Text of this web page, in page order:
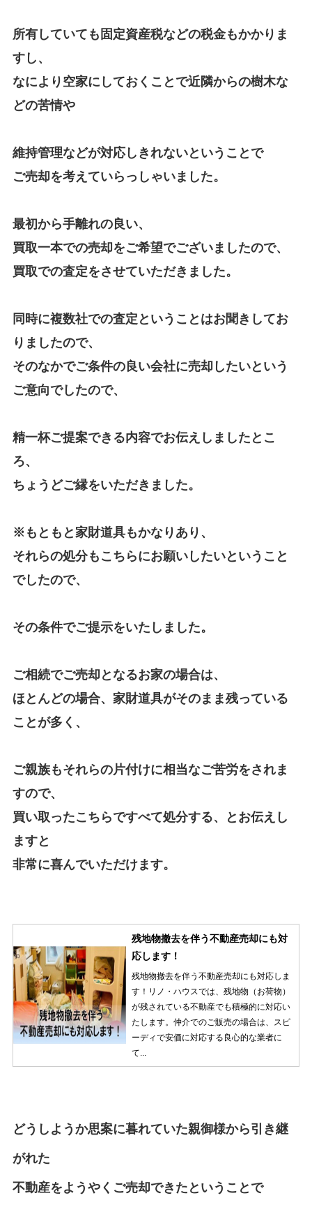
所有していても固定資産税などの税金もかかりま
すし、
なにより空家にしておくことで近隣からの樹木な
どの苦情や
維持管理などが対応しきれないということで
ご売却を考えていらっしゃいました。
最初から手離れの良い、
買取一本での売却をご希望でございましたので、
買取での査定をさせていただきました。
同時に複数社での査定ということはお聞きしてお
りましたので、
そのなかでご条件の良い会社に売却したいという
ご意向でしたので、
精一杯ご提案できる内容でお伝えしましたとこ
ろ、
ちょうどご縁をいただきました。
※もともと家財道具もかなりあり、
それらの処分もこちらにお願いしたいということ
でしたので、
その条件でご提示をいたしました。
ご相続でご売却となるお家の場合は、
ほとんどの場合、家財道具がそのまま残っている
ことが多く、
ご親族もそれらの片付けに相当なご苦労をされま
すので、
買い取ったこちらですべて処分する、とお伝えし
ますと
非常に喜んでいただけます。
残地物撤去を伴う不動産売却にも対
応します！
残地物撤去を伴う不動産売却にも対応しま
す！リノ・ハウスでは、残地物（お荷物）
が残されている不動産でも積極的に対応い
たします。仲介でのご販売の場合は、スピ
ーディで安価に対応する良心的な業者に
て...
どうしようか思案に暮れていた親御様から引き継
がれた
不動産をようやくご売却できたということで